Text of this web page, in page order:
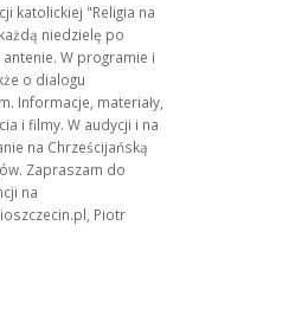
katolickiej "Religia na
niedzielę po
W programie i
o dialogu
Informacje, materiały,
i filmy. W audycji i na
na Chrześcijańską
Zapraszam do
na
Piotr